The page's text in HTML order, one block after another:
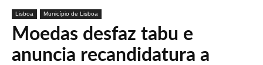
Lisboa Município de Lisboa
Moedas desfaz tabu e
anuncia recandidatura a